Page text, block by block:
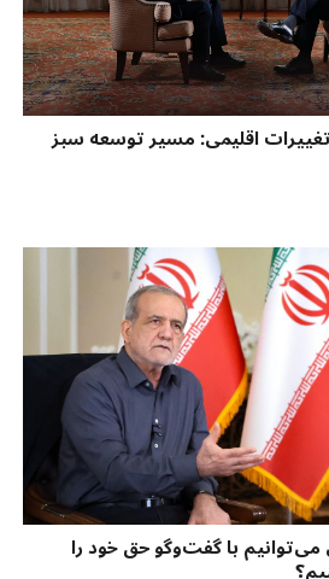
اقلیمی: مسیر توسعه سبز
با گفت‌وگو حق خود را